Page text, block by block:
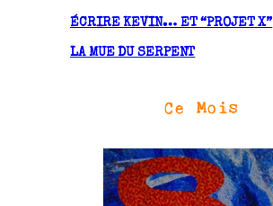
ÉCRIRE KEVIN… ET “PROJET X”
LA MUE DU SERPENT
Ce Mois